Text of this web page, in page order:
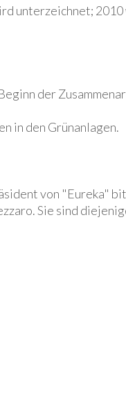
unterzeichnet;
der
in den Grünanlagen.
von "Eureka"
Sie sind